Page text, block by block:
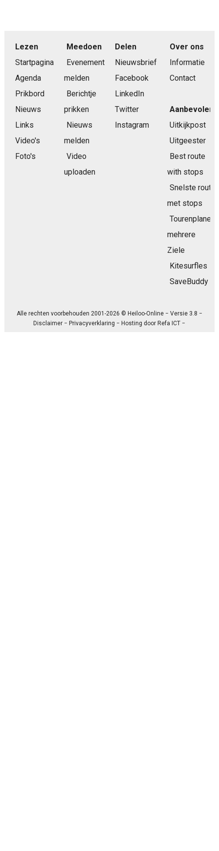
Lezen
Startpagina
Agenda
Prikbord
Nieuws
Links
Video's
Foto's
Meedoen
Evenement
melden
Berichtje
prikken
Nieuws
melden
Video
uploaden
Delen
Nieuwsbrief
Facebook
LinkedIn
Twitter
Instagram
Over ons
Informatie
Contact
Aanbevolen
Uitkijkpost
Uitgeester
Best route
with stops
Snelste route
met stops
Tourenplaner
mehrere
Ziele
Kitesurfles
SaveBuddy
Alle rechten voorbehouden 2001-2026 © Heiloo-Online − Versie 3.8 −
Disclaimer −Privacyverklaring − Hosting doorRefa ICT −